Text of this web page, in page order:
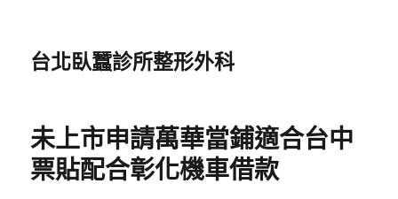
台北臥蠶診所整形外科
未上市申請萬華當鋪適合台中
票貼配合彰化機車借款